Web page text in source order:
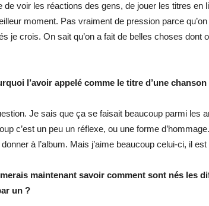
de voir les réactions des gens, de jouer les titres en
moment. Pas vraiment de pression parce
je crois. On sait qu’on a fait de belles choses dont
l’avoir appelé comme le titre d’une
Je sais que ça se faisait beaucoup parmi les
c’est un peu un réflexe, ou une forme
à l’album. Mais j’aime beaucoup celui-ci, il
maintenant savoir comment sont nés les
un ?